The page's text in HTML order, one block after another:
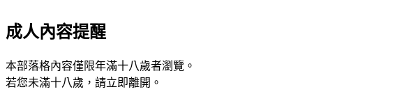
成人內容提醒
本部落格內容僅限年滿十八歲者瀏覽。
若您未滿十八歲，請立即離開。